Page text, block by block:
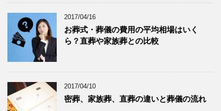
2017/04/16
お葬式・葬儀の費用の平均相場はいく
ら？直葬や家族葬との比較
2017/04/10
密葬、家族葬、直葬の違いと葬儀の流れ